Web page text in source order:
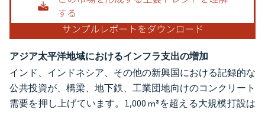
アジア太平洋地域におけるインフラ支出の増加
インド、インドネシア、その他の新興国における記録的な
公共投資が、橋梁、地下鉄、工業団地向けのコンクリート
需要を押し上げています。1,000 m³を超える大規模打設は